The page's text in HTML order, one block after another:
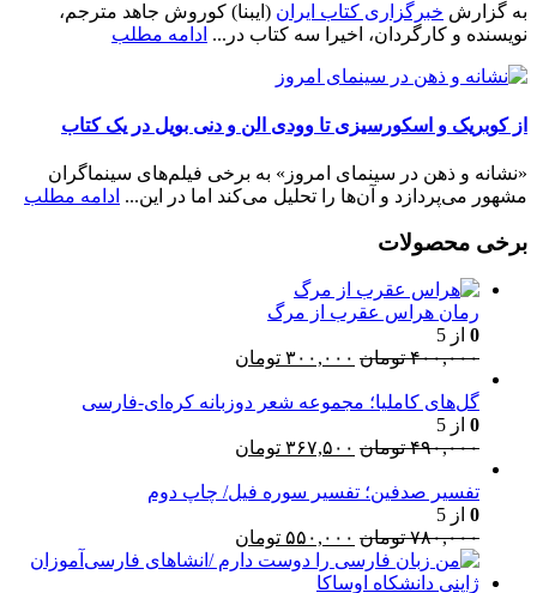
به گزارش خبرگزاری کتاب ایران (ایبنا) کوروش جاهد مترجم،
نویسنده و کارگردان، اخیرا سه کتاب در... ادامه مطلب
از کوبریک و اسکورسیزی تا وودی الن و دنی بویل در یک کتاب
«نشانه و ذهن در سینمای امروز» به برخی فیلم‌های سینماگران
مشهور می‌پردازد و آن‌ها را تحلیل می‌کند اما در این... ادامه مطلب
برخی محصولات
رمان هراس عقرب از مرگ
0 از 5
۴۰۰,۰۰۰ تومان قیمت
۴۰۰,۰۰۰ تومان
۳۰۰,۰۰۰ تومان
۳۰۰,۰۰۰ تومان.
گل‌های کاملیا؛ مجموعه شعر دوزبانه کره‌ای-فارسی
0 از 5
۴۹۰,۰۰۰ تومان قیمت
۴۹۰,۰۰۰ تومان
۳۶۷,۵۰۰ تومان
۳۶۷,۵۰۰ تومان.
تفسیر صدفین؛ تفسیر سوره فیل/ چاپ دوم
0 از 5
۷۸۰,۰۰۰ تومان قیمت
اصلی:
۵۵۰,۰۰۰ تومان
فعلی: